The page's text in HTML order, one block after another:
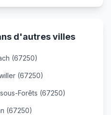
d'autres villes
(67250)
(67250)
Forêts (67250)
(67250)